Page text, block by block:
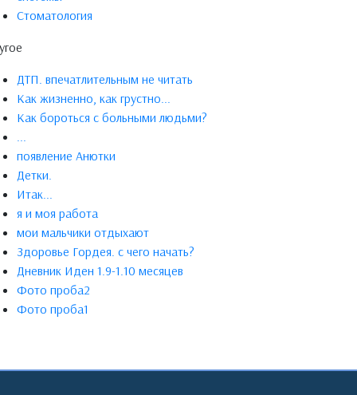
Стоматология
ДТП. впечатлительным не читать
Как жизненно, как грустно...
Как бороться с больными людьми?
...
появление Анютки
Детки.
Итак...
я и моя работа
мои мальчики отдыхают
Здоровье Гордея. с чего начать?
Дневник Иден 1.9-1.10 месяцев
Фото проба2
Фото проба1